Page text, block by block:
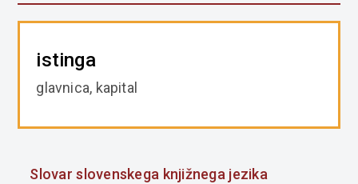
istinga
glavnica, kapital
Slovar slovenskega knjižnega jezika